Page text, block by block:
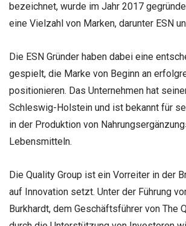
bezeichnet, wurde im Jahr 2017
eine Vielzahl von Marken, darunter ESN
Die ESN Gründer haben dabei eine
gespielt, die Marke von Beginn an
positionieren. Das Unternehmen hat
Schleswig-Holstein und ist bekannt für
in der Produktion von
Lebensmitteln.
Die Quality Group ist ein Vorreiter in der
auf Innovation setzt. Unter der Führung
Burkhardt, dem Geschäftsführer von The